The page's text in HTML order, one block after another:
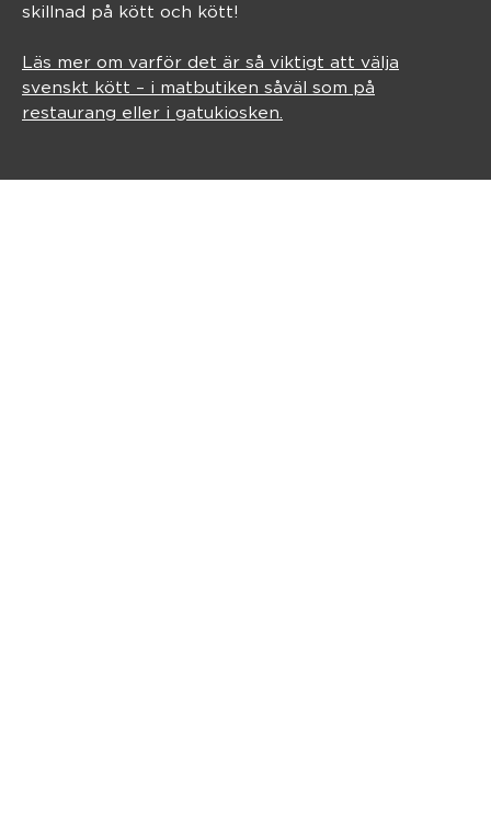
skillnad på kött och kött!
Läs mer om varför det är så viktigt att välja
svenskt kött – i matbutiken såväl som på
restaurang eller i gatukiosken.